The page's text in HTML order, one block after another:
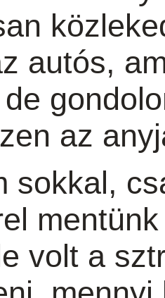
autós,
az
sokkal,
volt a